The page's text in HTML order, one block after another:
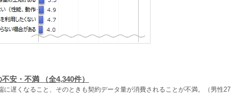
安・不満 （全4,340件）
に遅くなること、そのときも契約データ量が消費されることが不満。（男性27